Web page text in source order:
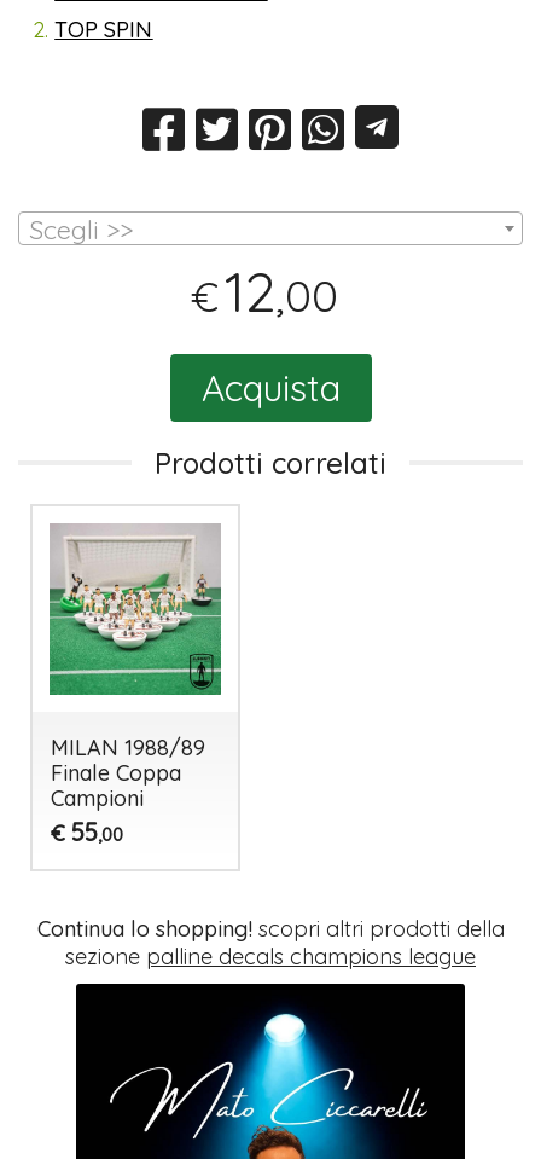
TOP SPIN
Scegli >>
€12,00
Acquista
Prodotti correlati
MILAN 1988/89
Finale Coppa
Campioni
€ 55,00
Continua lo shopping!scopri altri prodotti della
sezione palline decals champions league